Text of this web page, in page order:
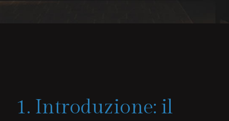
1. Introduzione: il